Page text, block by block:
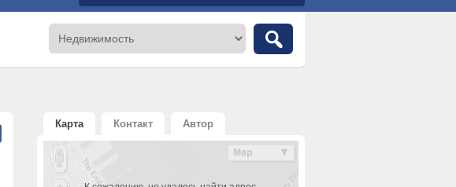
Карта Контакт Автор